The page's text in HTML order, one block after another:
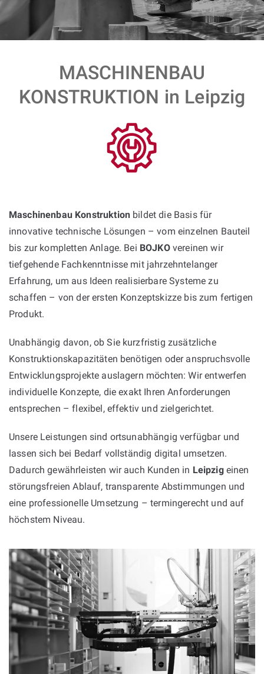
MASCHINENBAU
KONSTRUKTION in Leipzig
Maschinenbau Konstruktion bildet die Basis für
innovative technische Lösungen – vom einzelnen Bauteil
bis zur kompletten Anlage. Bei BOJKOvereinen wir
tiefgehende Fachkenntnisse mit jahrzehntelanger
Erfahrung, um aus Ideen realisierbare Systeme zu
schaffen – von der ersten Konzeptskizze bis zum fertigen
Produkt.
Unabhängig davon, ob Sie kurzfristig zusätzliche
Konstruktionskapazitäten benötigen oder anspruchsvolle
Entwicklungsprojekte auslagern möchten: Wir entwerfen
individuelle Konzepte, die exakt Ihren Anforderungen
entsprechen – flexibel, effektiv und zielgerichtet.
Unsere Leistungen sind ortsunabhängig verfügbar und
lassen sich bei Bedarf vollständig digital umsetzen.
Dadurch gewährleisten wir auch Kunden in Leipzigeinen
störungsfreien Ablauf, transparente Abstimmungen und
eine professionelle Umsetzung – termingerecht und auf
höchstem Niveau.